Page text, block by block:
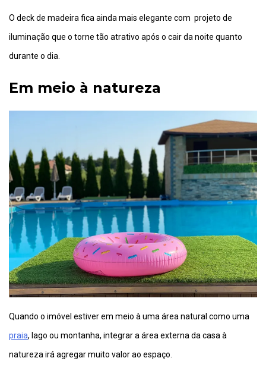
O deck de madeira fica ainda mais elegante com projeto de
iluminação que o torne tão atrativo após o cair da noite quanto
durante o dia.
Em meio à natureza
Quando o imóvel estiver em meio à uma área natural como uma
praia, lago ou montanha, integrar a área externa da casa à
natureza irá agregar muito valor ao espaço.